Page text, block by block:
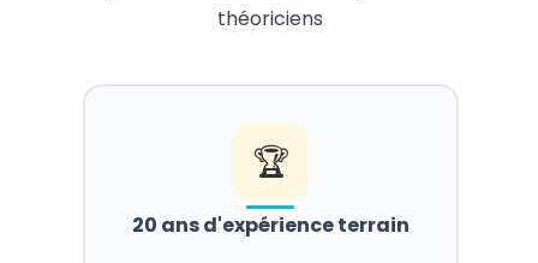
théoriciens
🏆
20 ans d'expérience terrain